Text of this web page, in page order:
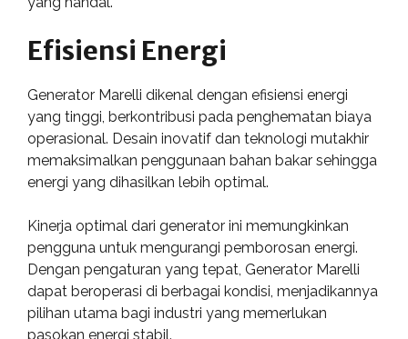
Efisiensi Energi
Generator Marelli dikenal dengan efisiensi energi
yang tinggi, berkontribusi pada penghematan biaya
operasional. Desain inovatif dan teknologi mutakhir
memaksimalkan penggunaan bahan bakar sehingga
energi yang dihasilkan lebih optimal.
Kinerja optimal dari generator ini memungkinkan
pengguna untuk mengurangi pemborosan energi.
Dengan pengaturan yang tepat, Generator Marelli
dapat beroperasi di berbagai kondisi, menjadikannya
pilihan utama bagi industri yang memerlukan
pasokan energi stabil.